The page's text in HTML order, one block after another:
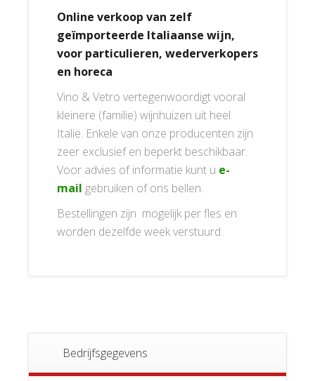
Online verkoop van zelf
geïmporteerde Italiaanse wijn,
voor particulieren, wederverkopers
en horeca
Vino & Vetro vertegenwoordigt vooral
kleinere (familie) wijnhuizen uit heel
Italië. Enkele van onze producenten zijn
zeer exclusief en beperkt beschikbaar.
Voor advies of informatie kunt u e-
mail gebruiken of ons bellen.
Bestellingen zijn mogelijk per fles en
worden dezelfde week verstuurd.
Bedrijfsgegevens